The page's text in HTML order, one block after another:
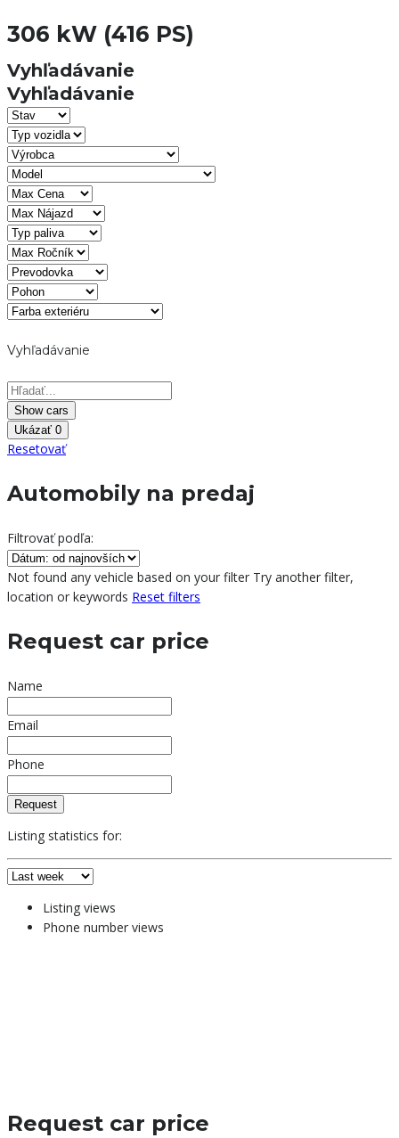
306 kW (416 PS)
Vyhľadávanie
Vyhľadávanie
Vyhľadávanie
Ukázať 0
Resetovať
Automobily na predaj
Filtrovať podľa:
Not found any vehicle based on your filter Try another filter,
location or keywords Reset filters
Request car price
Name
Email
Phone
Request
Listing statistics for:
Listing views
Phone number views
Request car price